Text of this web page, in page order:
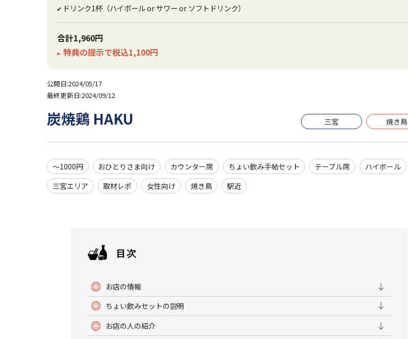
✔ ドリンク1杯（ハイボール or サワー or ソフトドリンク）
合計1,960円
► 特典の提示で税込1,100円
公開日:2024/05/17
最終更新日:2024/09/12
炭焼鶏 HAKU 三宮 焼き鳥
～1000円 おひとりさま向け カウンター席 ちょい飲み手帖セット テーブル席
ハイボール
三宮エリア
取材レポ 女性向け 焼き鳥 駅近
お店の情報
ちょい飲みセットの説明
お店の人の紹介